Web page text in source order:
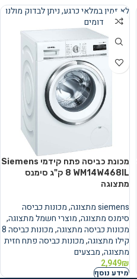
נמכר
לא זמין במלאי כרגע, ניתן לבדוק מולנו
מוצרים דומים
מכונת כביסה ‏פתח קידמי Siemens
WM14W468IL ‏8 ‏ק"ג סימנס
מתצוגה
siemens מתצוגה ,מכונות כביסה
סימנס מתצוגה,מוצרי חשמל מתצוגה,
מכונות כביסה מתצוגה,
מכונות כביסה 8
קילו מתצוגה,מכונות כביסה פתח חזית
מתצוגה,מבצעים
2,949₪
מידע נוסף